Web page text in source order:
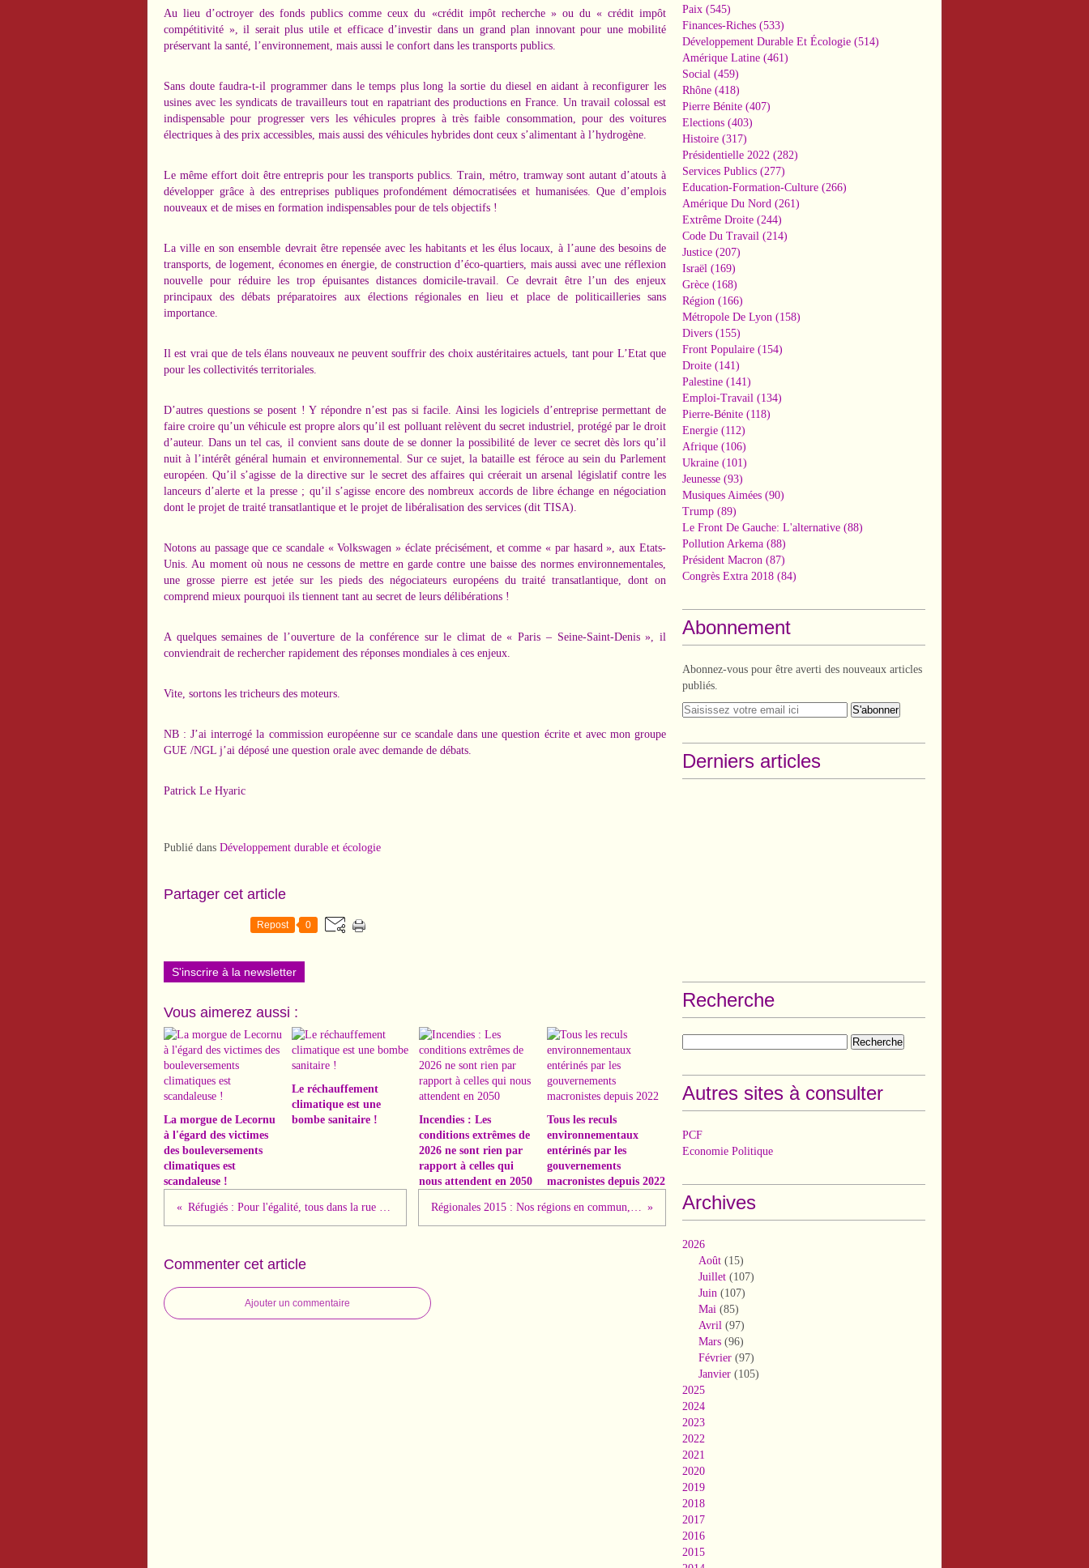
Au lieu d’octroyer des fonds publics comme ceux du «crédit impôt recherche » ou du « crédit impôt
compétitivité », il serait plus utile et efficace d’investir dans un grand plan innovant pour une mobilité
préservant la santé, l’environnement, mais aussi le confort dans les transports publics.
Sans doute faudra-t-il programmer dans le temps plus long la sortie du diesel en aidant à reconfigurer les
usines avec les syndicats de travailleurs tout en rapatriant des productions en France. Un travail colossal est
indispensable pour progresser vers les véhicules propres à très faible consommation, pour des voitures
électriques à des prix accessibles, mais aussi des véhicules hybrides dont ceux s’alimentant à l’hydrogène.
Le même effort doit être entrepris pour les transports publics. Train, métro, tramway sont autant d’atouts à
développer grâce à des entreprises publiques profondément démocratisées et humanisées. Que d’emplois
nouveaux et de mises en formation indispensables pour de tels objectifs !
La ville en son ensemble devrait être repensée avec les habitants et les élus locaux, à l’aune des besoins de
transports, de logement, économes en énergie, de construction d’éco-quartiers, mais aussi avec une réflexion
nouvelle pour réduire les trop épuisantes distances domicile-travail. Ce devrait être l’un des enjeux
principaux des débats préparatoires aux élections régionales en lieu et place de politicailleries sans
importance.
Il est vrai que de tels élans nouveaux ne peuvent souffrir des choix austéritaires actuels, tant pour L’Etat que
pour les collectivités territoriales.
D’autres questions se posent ! Y répondre n’est pas si facile. Ainsi les logiciels d’entreprise permettant de
faire croire qu’un véhicule est propre alors qu’il est polluant relèvent du secret industriel, protégé par le droit
d’auteur. Dans un tel cas, il convient sans doute de se donner la possibilité de lever ce secret dès lors qu’il
nuit à l’intérêt général humain et environnemental. Sur ce sujet, la bataille est féroce au sein du Parlement
européen. Qu’il s’agisse de la directive sur le secret des affaires qui créerait un arsenal législatif contre les
lanceurs d’alerte et la presse ; qu’il s’agisse encore des nombreux accords de libre échange en négociation
dont le projet de traité transatlantique et le projet de libéralisation des services (dit TISA).
Notons au passage que ce scandale « Volkswagen » éclate précisément, et comme « par hasard », aux Etats-
Unis. Au moment où nous ne cessons de mettre en garde contre une baisse des normes environnementales,
une grosse pierre est jetée sur les pieds des négociateurs européens du traité transatlantique, dont on
comprend mieux pourquoi ils tiennent tant au secret de leurs délibérations !
A quelques semaines de l’ouverture de la conférence sur le climat de « Paris – Seine-Saint-Denis », il
conviendrait de rechercher rapidement des réponses mondiales à ces enjeux.
Vite, sortons les tricheurs des moteurs.
NB : J’ai interrogé la commission européenne sur ce scandale dans une question écrite et avec mon groupe
GUE /NGL j’ai déposé une question orale avec demande de débats.
Patrick Le Hyaric
Publié dans Développement durable et écologie
Partager cet article
Repost 0
S'inscrire à la newsletter
Vous aimerez aussi :
La morgue de Lecornu
à l'égard des victimes
des bouleversements
climatiques est
scandaleuse !
Le réchauffement
climatique est une
bombe sanitaire !
Incendies : Les
conditions extrêmes de
2026 ne sont rien par
rapport à celles qui
nous attendent en 2050
Tous les reculs
environnementaux
entérinés par les
gouvernements
macronistes depuis 2022
Réfugiés : Pour l'égalité, tous dans la rue ce 4 octobre Régionales 2015 : Nos régions en commun, c'est parti !
Commenter cet article
Ajouter un commentaire
Paix (545)
Finances-Riches (533)
Développement Durable Et Écologie (514)
Amérique Latine (461)
Social (459)
Rhône (418)
Pierre Bénite (407)
Elections (403)
Histoire (317)
Présidentielle 2022 (282)
Services Publics (277)
Education-Formation-Culture (266)
Amérique Du Nord (261)
Extrême Droite (244)
Code Du Travail (214)
Justice (207)
Israël (169)
Grèce (168)
Région (166)
Métropole De Lyon (158)
Divers (155)
Front Populaire (154)
Droite (141)
Palestine (141)
Emploi-Travail (134)
Pierre-Bénite (118)
Energie (112)
Afrique (106)
Ukraine (101)
Jeunesse (93)
Musiques Aimées (90)
Trump (89)
Le Front De Gauche: L'alternative (88)
Pollution Arkema (88)
Président Macron (87)
Congrès Extra 2018 (84)
Abonnement
Abonnez-vous pour être averti des nouveaux articles
publiés.
Derniers articles
Recherche
Autres sites à consulter
PCF
Economie Politique
Archives
2026
Août (15)
Juillet (107)
Juin (107)
Mai (85)
Avril (97)
Mars (96)
Février (97)
Janvier (105)
2025
2024
2023
2022
2021
2020
2019
2018
2017
2016
2015